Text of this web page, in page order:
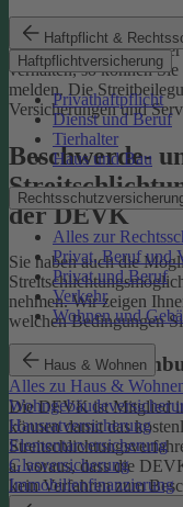
Haftpflicht &
Haftpflichtversicherung
Privathaftpflicht
Dienst und Beruf
Tierhalter
Haus und Bau
Alles zur
Privat, Beruf und
Privat und Beruf
Verkehr
Wohnen und
Haus & Wohnen
Alles zu Haus &
Hausratversicherung
Elementarversicherung
Glasversicherung
Immobilienfinanzierung
Wenn Sie Kenntnis
Partnerinnen und
verhalten, so können Sie
melden. Die
Versicherungen und
Beschwerde-
der DEVK
Sie haben auch die
nehmen. Wir zeigen
welchen Bedingungen
Die DEVK ist Mitglied
können damit das
a. voraus, dass die
kein Verfahren zum